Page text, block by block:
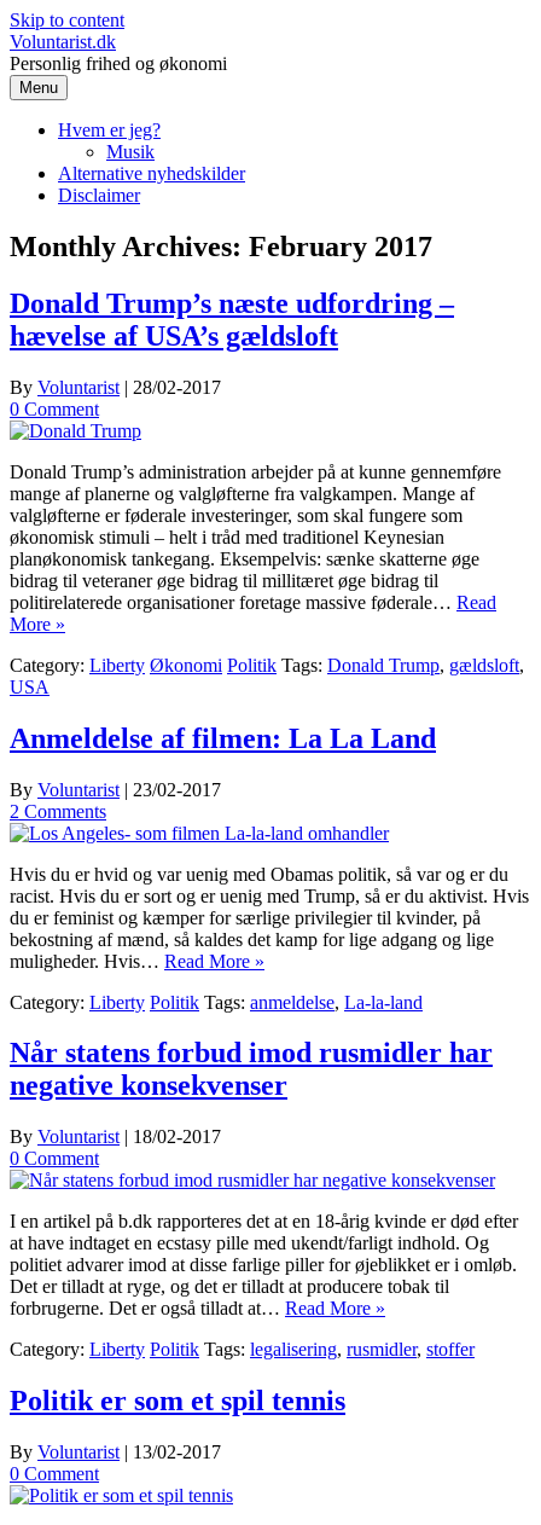
Skip to content
Voluntarist.dk
Personlig frihed og økonomi
Menu
Hvem er jeg?
Musik
Alternative nyhedskilder
Disclaimer
Monthly Archives: February 2017
Donald Trump’s næste udfordring –
hævelse af USA’s gældsloft
By Voluntarist | 28/02-2017
0 Comment
Donald Trump’s administration arbejder på at kunne gennemføre
mange af planerne og valgløfterne fra valgkampen. Mange af
valgløfterne er føderale investeringer, som skal fungere som
økonomisk stimuli – helt i tråd med traditionel Keynesian
planøkonomisk tankegang. Eksempelvis: sænke skatterne øge
bidrag til veteraner øge bidrag til millitæret øge bidrag til
politirelaterede organisationer foretage massive føderale… Read
More »
Category: Liberty Økonomi Politik Tags: Donald Trump, gældsloft,
USA
Anmeldelse af filmen: La La Land
By Voluntarist | 23/02-2017
2 Comments
Hvis du er hvid og var uenig med Obamas politik, så var og er du
racist. Hvis du er sort og er uenig med Trump, så er du aktivist. Hvis
du er feminist og kæmper for særlige privilegier til kvinder, på
bekostning af mænd, så kaldes det kamp for lige adgang og lige
muligheder. Hvis… Read More »
Category: Liberty Politik Tags: anmeldelse, La-la-land
Når statens forbud imod rusmidler har
negative konsekvenser
By Voluntarist | 18/02-2017
0 Comment
I en artikel på b.dk rapporteres det at en 18-årig kvinde er død efter
at have indtaget en ecstasy pille med ukendt/farligt indhold. Og
politiet advarer imod at disse farlige piller for øjeblikket er i omløb.
Det er tilladt at ryge, og det er tilladt at producere tobak til
forbrugerne. Det er også tilladt at… Read More »
Category: Liberty Politik Tags: legalisering, rusmidler, stoffer
Politik er som et spil tennis
By Voluntarist | 13/02-2017
0 Comment